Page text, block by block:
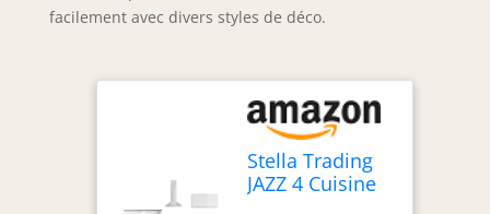
facilement avec divers styles de déco.
Stella Trading
JAZZ 4 Cuisine